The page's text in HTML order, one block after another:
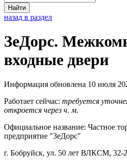
Найти
назад в раздел
ЗеДорс.
входные двери
Информация обновлена 10 июля
Работает сейчас: требуется
откроется через ч. м.
Официальное название: Частное
предприятие "ЗеДорс"
г. Бобруйск, ул. 50 лет ВЛКСМ, 32-2